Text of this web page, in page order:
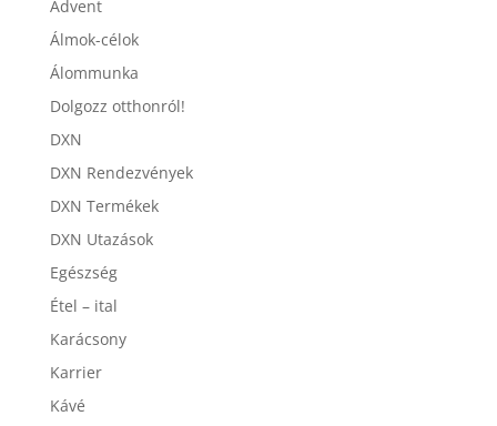
Advent
Álmok-célok
Álommunka
Dolgozz otthonról!
DXN
DXN Rendezvények
DXN Termékek
DXN Utazások
Egészség
Étel – ital
Karácsony
Karrier
Kávé